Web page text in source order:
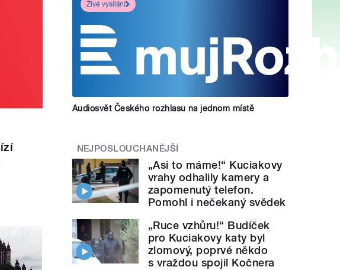
Živé vysílání
Audiosvět Českého rozhlasu na jednom místě
NEJPOSLOUCHANĚJŠÍ
„Asi to máme!“ Kuciakovy
vrahy odhalily kamery a
zapomenutý telefon.
Pomohl i nečekaný svědek
„Ruce vzhůru!“ Budíček
pro Kuciakovy katy byl
zlomový, poprvé někdo
s vraždou spojil Kočnera